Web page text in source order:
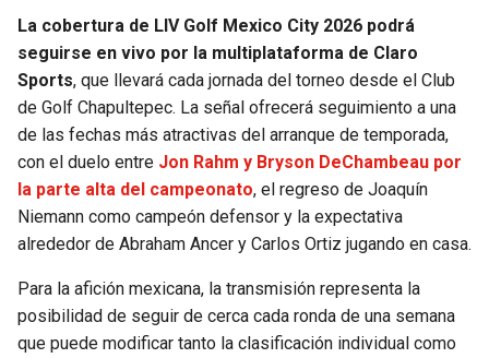
La cobertura de LIV Golf Mexico City 2026 podrá
seguirse en vivo por la multiplataforma de Claro
Sports, que llevará cada jornada del torneo desde el Club
de Golf Chapultepec. La señal ofrecerá seguimiento a una
de las fechas más atractivas del arranque de temporada,
con el duelo entre Jon Rahm y Bryson DeChambeau por
la parte alta del campeonato, el regreso de Joaquín
Niemann como campeón defensor y la expectativa
alrededor de Abraham Ancer y Carlos Ortiz jugando en casa.
Para la afición mexicana, la transmisión representa la
posibilidad de seguir de cerca cada ronda de una semana
que puede modificar tanto la clasificación individual como